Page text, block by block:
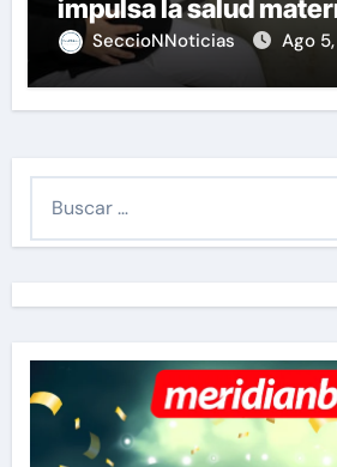
impulsa la salud
SeccioNNoticias Ago
r
: